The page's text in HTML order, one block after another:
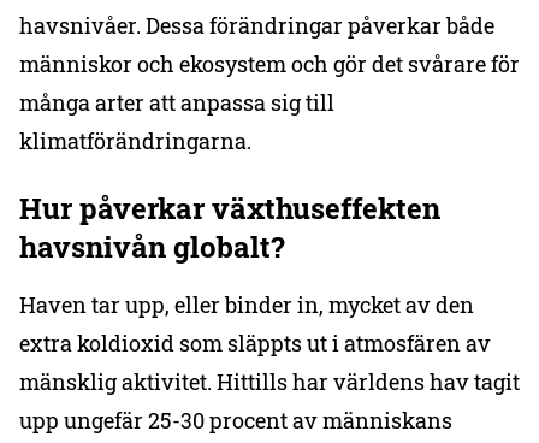
havsnivåer. Dessa förändringar påverkar både
människor och ekosystem och gör det svårare för
många arter att anpassa sig till
klimatförändringarna.
Hur påverkar växthuseffekten
havsnivån globalt?
Haven tar upp, eller binder in, mycket av den
extra koldioxid som släppts ut i atmosfären av
mänsklig aktivitet. Hittills har världens hav tagit
upp ungefär 25-30 procent av människans